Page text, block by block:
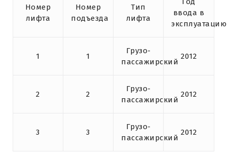
Номер
лифта
Номер
подъезда
Тип
лифта
ввода в
эксплуатацию
1 1
Грузо-
пассажирский
2012
2 2
Грузо-
пассажирский
2012
3 3
Грузо-
пассажирский
2012